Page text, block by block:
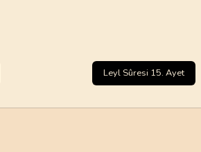
Leyl Sûresi 15. Ayet